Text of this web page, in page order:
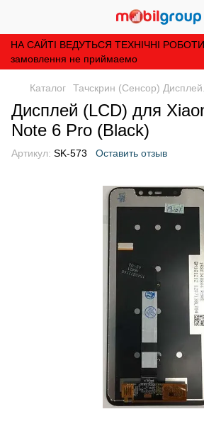
НА САЙТІ ВЕДУТЬСЯ ТЕХНІЧНІ
замовлення не приймаемо
Каталог Тачскрин (Сенсор)
Дисплей (LCD) для
Note 6 Pro (Black)
Артикул: SK-573 Оставить отзыв